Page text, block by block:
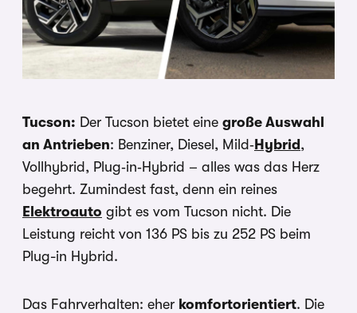
Tucson: Der Tucson bietet eine große Auswahl
an Antrieben: Benziner, Diesel, Mild‑Hybrid,
Vollhybrid, Plug‑in‑Hybrid – alles was das Herz
begehrt. Zumindest fast, denn ein reines
Elektroauto gibt es vom Tucson nicht. Die
Leistung reicht von 136 PS bis zu 252 PS beim
Plug-in Hybrid.
Das Fahrverhalten: eher komfortorientiert. Die